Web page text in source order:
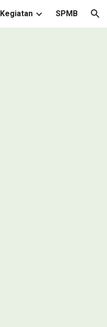
Kegiatan SPMB